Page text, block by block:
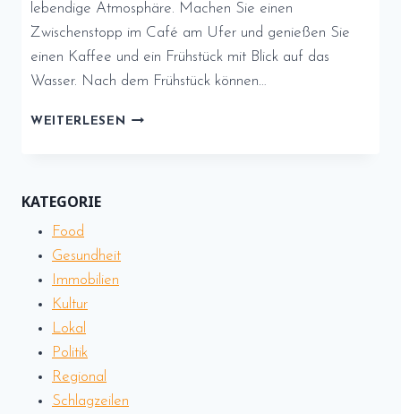
lebendige Atmosphäre. Machen Sie einen
Zwischenstopp im Café am Ufer und genießen Sie
einen Kaffee und ein Frühstück mit Blick auf das
Wasser. Nach dem Frühstück können…
WEITERLESEN EIN
KATEGORIE
Food
Gesundheit
Immobilien
Kultur
Lokal
Politik
Regional
Schlagzeilen